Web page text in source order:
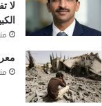
لا